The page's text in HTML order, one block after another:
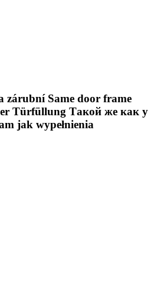
zárubní Same door frame
Türfüllung Такой же как у
jak wypełnienia